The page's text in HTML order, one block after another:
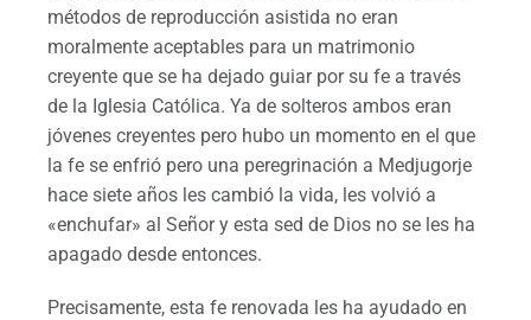
métodos de reproducción asistida no eran
moralmente aceptables para un matrimonio
creyente que se ha dejado guiar por su fe a través
de la Iglesia Católica. Ya de solteros ambos eran
jóvenes creyentes pero hubo un momento en el que
la fe se enfrió pero una peregrinación a Medjugorje
hace siete años les cambió la vida, les volvió a
«enchufar» al Señor y esta sed de Dios no se les ha
apagado desde entonces.
Precisamente, esta fe renovada les ha ayudado en